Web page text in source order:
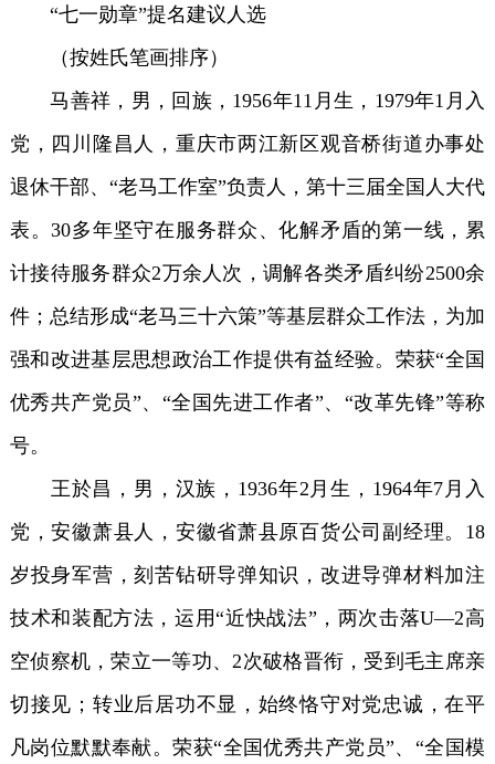
“七一勋章”提名建议人选
（按姓氏笔画排序）
马善祥，男，回族，1956年11月生，1979年1月入
党，四川隆昌人，重庆市两江新区观音桥街道办事处
退休干部、“老马工作室”负责人，第十三届全国人大代
表。30多年坚守在服务群众、化解矛盾的第一线，累
计接待服务群众2万余人次，调解各类矛盾纠纷2500余
件；总结形成“老马三十六策”等基层群众工作法，为加
强和改进基层思想政治工作提供有益经验。荣获“全国
优秀共产党员”、“全国先进工作者”、“改革先锋”等称
号。
王於昌，男，汉族，1936年2月生，1964年7月入
党，安徽萧县人，安徽省萧县原百货公司副经理。18
岁投身军营，刻苦钻研导弹知识，改进导弹材料加注
技术和装配方法，运用“近快战法”，两次击落U—2高
空侦察机，荣立一等功、2次破格晋衔，受到毛主席亲
切接见；转业后居功不显，始终恪守对党忠诚，在平
凡岗位默默奉献。荣获“全国优秀共产党员”、“全国模